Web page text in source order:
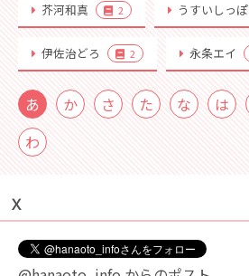
芥河和真 2 うすいしっぽ
伊佐治どろ 2 永条エイ
あ か さ た な は
わ
Ｘ